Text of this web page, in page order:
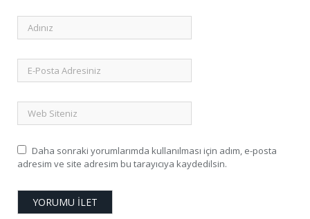
Daha sonraki yorumlarımda kullanılması için adım, e-posta
adresim ve site adresim bu tarayıcıya kaydedilsin.